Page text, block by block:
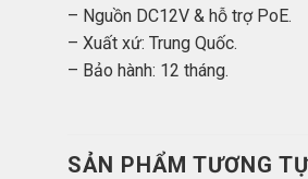
– Nguồn DC12V & hỗ trợ PoE.
– Xuất xứ: Trung Quốc.
– Bảo hành: 12 tháng.
SẢN PHẨM TƯƠNG